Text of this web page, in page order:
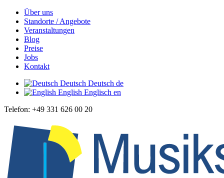
Über uns
Standorte / Angebote
Veranstaltungen
Blog
Preise
Jobs
Kontakt
Deutsch Deutsch de
English Englisch en
Telefon: +49 331 626 00 20